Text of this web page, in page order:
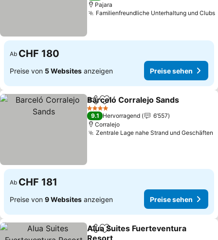
Pajara
Familienfreundliche Unterhaltung und Clubs
Ab CHF 180
Preise von 5 Websites anzeigen Preise sehen
TeilenZu Favoriten hinzufügen
Barceló Corralejo Sands
4 Sterne
9.1 Hervorragend
6’557
Corralejo
Zentrale Lage nahe Strand und Geschäften
Ab CHF 181
Preise von 9 Websites anzeigen Preise sehen
TeilenZu Favoriten hinzufügen
Alua Suites Fuerteventura
Resort